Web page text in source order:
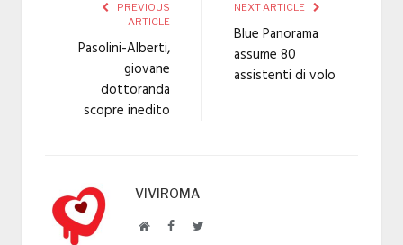
PREVIOUS
ARTICLE
Pasolini-Alberti,
giovane
dottoranda
scopre inedito
NEXT ARTICLE
Blue Panorama
assume 80
assistenti di volo
VIVIROMA
WebsiteFacebookTwitter